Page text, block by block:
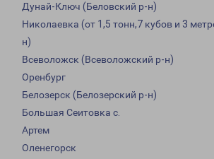
Дунай-Ключ (Беловский р-н)
Николаевка (от 1,5 тонн,7 кубов и 3
н)
Всеволожск (Всеволожский р-н)
Оренбург
Белозерск (Белозерский р-н)
Большая Сеитовка с.
Артем
Оленегорск